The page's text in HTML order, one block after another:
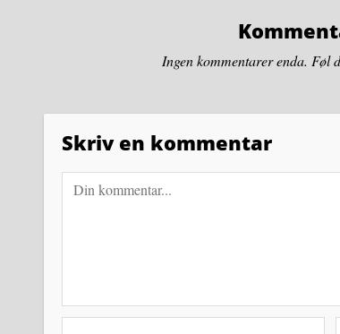
Ingen kommentarer enda.
Skriv en kommentar